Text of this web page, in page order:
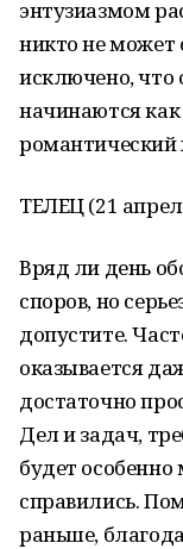
энтузиазмом
никто не
исключено, что
начинаются
романтический
ТЕЛЕЦ (21
Вряд ли день
споров, но
допустите.
оказывается
достаточно
Дел и задач,
будет
справились.
раньше,